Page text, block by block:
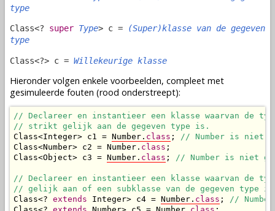
type
Class<? super Type> c =
(Super)klasse van de gegeven
type
Class<?> c = Willekeurige klasse
Hieronder volgen enkele voorbeelden, compleet met
gesimuleerde fouten (rood onderstreept):
// Declareer en instantieer een klasse waarvan de
// strikt gelijk aan de gegeven type is.
Class<Integer> c1 = Number. class ; // Number is niet
Class<Number> c2 = Number. class ;
Class<Object> c3 = Number. class ; // Number is niet
// Declareer en instantieer een klasse waarvan de
// gelijk aan of een subklasse van de gegeven type
Class<? extends Integer> c4 = Number. class ; //